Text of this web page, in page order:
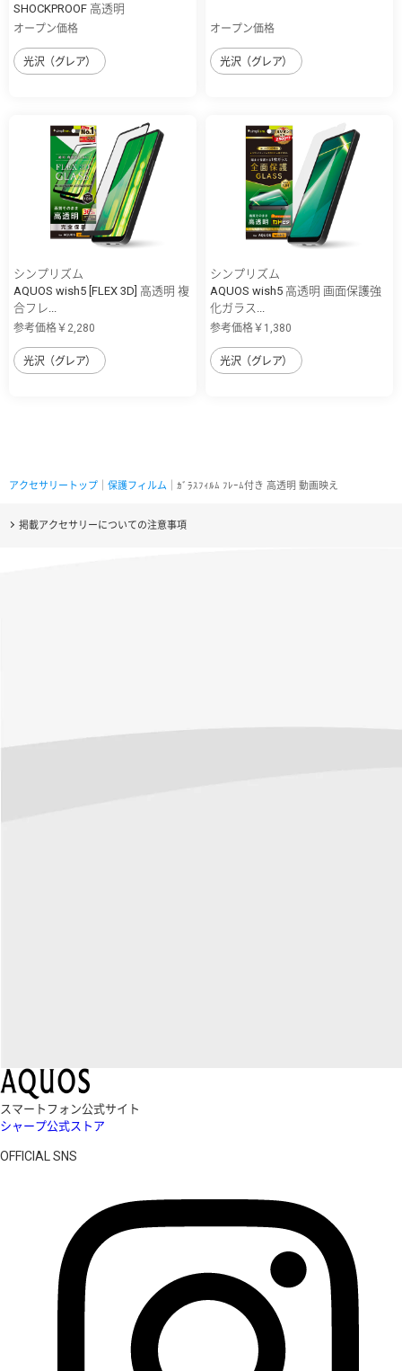
SHOCKPROOF 高透明
オープン価格
光沢（グレア）
オープン価格
光沢（グレア）
シンプリズム
AQUOS wish5 [FLEX 3D] 高透明 複
合フレ...
参考価格￥2,280
光沢（グレア）
シンプリズム
AQUOS wish5 高透明 画面保護強
化ガラス...
参考価格￥1,380
光沢（グレア）
アクセサリートップ 保護フィルム ｜ｶﾞﾗｽﾌｨﾙﾑ ﾌﾚｰﾑ付き 高透明 動画映え
掲載アクセサリーについての注意事項
スマートフォン公式サイト
シャープ公式ストア
OFFICIAL SNS